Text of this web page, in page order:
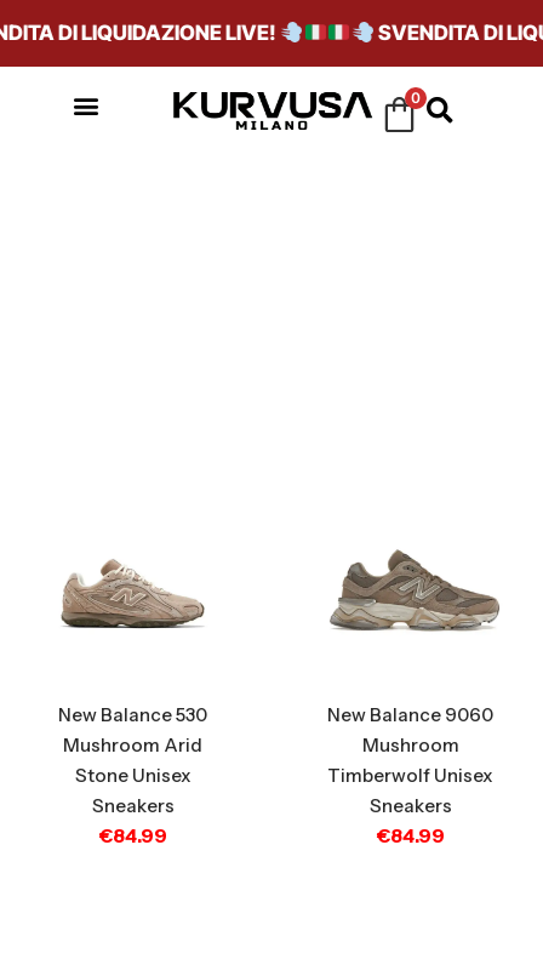
DI LIQUIDAZIONE LIVE! SVENDITA DI
0
New Balance 530
Mushroom Arid
Stone Unisex
Sneakers
€84.99
New Balance 9060
Mushroom
Timberwolf Unisex
Sneakers
€84.99